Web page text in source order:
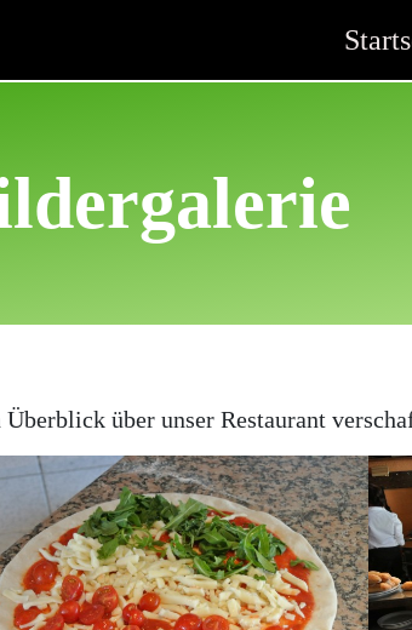
über unser Restaurant